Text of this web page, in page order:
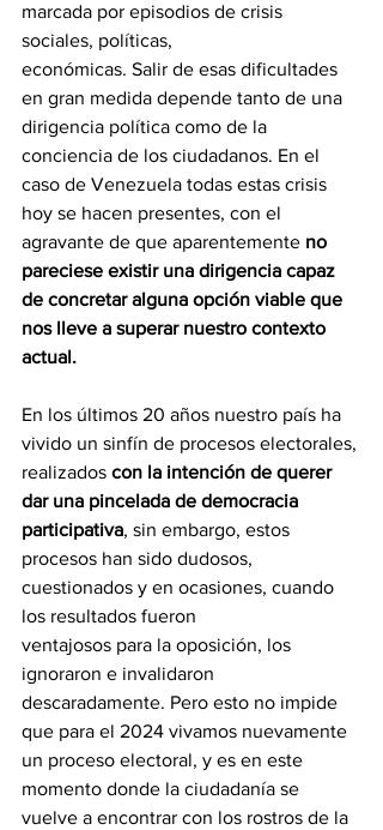
marcada por episodios de crisis
sociales, políticas,
económicas. Salir de esas dificultades
en gran medida depende tanto de una
dirigencia política como de la
conciencia de los ciudadanos. En el
caso de Venezuela todas estas crisis
hoy se hacen presentes, con el
agravante de que aparentemente no
pareciese existir una dirigencia capaz
de concretar alguna opción viable que
nos lleve a superar nuestro contexto
actual.
En los últimos 20 años nuestro país ha
vivido un sinfín de procesos electorales,
realizados con la intención de querer
dar una pincelada de democracia
participativa, sin embargo, estos
procesos han sido dudosos,
cuestionados y en ocasiones, cuando
los resultados fueron
ventajosos para la oposición, los
ignoraron e invalidaron
descaradamente. Pero esto no impide
que para el 2024 vivamos nuevamente
un proceso electoral, y es en este
momento donde la ciudadanía se
vuelve a encontrar con los rostros de la